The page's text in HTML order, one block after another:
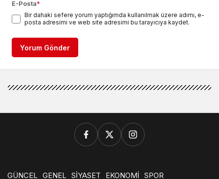
E-Posta*
Bir dahaki sefere yorum yaptığımda kullanılmak üzere adımı, e-
posta adresimi ve web site adresimi bu tarayıcıya kaydet.
Yorum Gönder
GÜNCEL GENEL SİYASET EKONOMİ SPOR